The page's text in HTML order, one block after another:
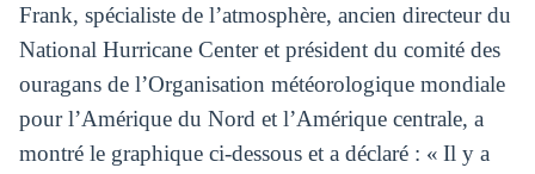
Frank, spécialiste de l’atmosphère, ancien directeur du
National Hurricane Center et président du comité des
ouragans de l’Organisation météorologique mondiale
pour l’Amérique du Nord et l’Amérique centrale, a
montré le graphique ci-dessous et a déclaré : « Il y a